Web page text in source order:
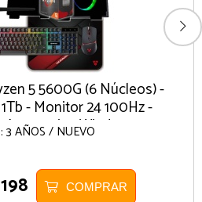
5 5600G (6 Núcleos) -
- Monitor 24 100Hz -
Windows
3 AÑOS / NUEVO
COMPRAR